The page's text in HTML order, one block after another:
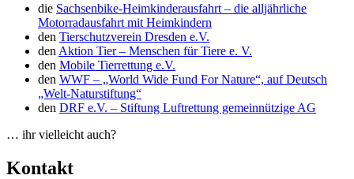
die Sachsenbike-Heimkinderausfahrt – die alljährliche
Motorradausfahrt mit Heimkindern
den Tierschutzverein Dresden e.V.
den Aktion Tier – Menschen für Tiere e. V.
den Mobile Tierrettung e.V.
den WWF – „World Wide Fund For Nature“, auf Deutsch
„Welt-Naturstiftung“
den DRF e.V. – Stiftung Luftrettung gemeinnützige AG
… ihr vielleicht auch?
Kontakt